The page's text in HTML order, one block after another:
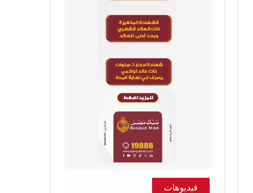
فيديوهات